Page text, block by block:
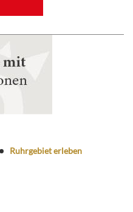
Ruhrgebiet erleben